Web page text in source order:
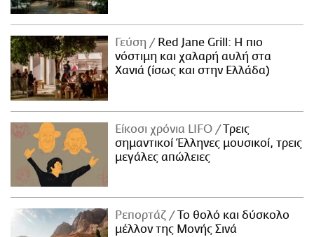
Γεύση
Red Jane Grill: Η πιο
νόστιμη και χαλαρή αυλή στα
Χανιά (ίσως και στην Ελλάδα)
Είκοσι χρόνια LIFO
Tρεις
σημαντικοί Έλληνες μουσικοί, τρεις
μεγάλες απώλειες
Ρεπορτάζ
Το θολό και δύσκολο
μέλλον της Μονής Σινά